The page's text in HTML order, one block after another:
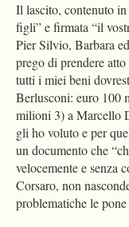
Il lascito, contenuto
figli” e firmata “il
Pier Silvio, Barbara
prego di prendere
tutti i miei beni
Berlusconi: euro 100
milioni 3) a Marcello
gli ho voluto e per
un documento che
velocemente e senza
Corsaro, non
problematiche le